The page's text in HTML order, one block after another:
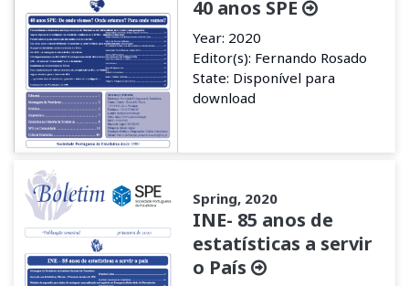
40 anos SPE
Year: 2020
Editor(s): Fernando Rosado
State: Disponível para
download
Spring, 2020
INE- 85 anos de
estatísticas a servir
o País